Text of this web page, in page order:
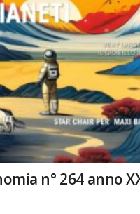
n° 264 anno